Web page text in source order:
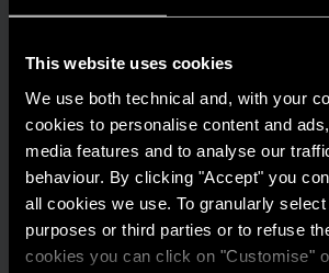
This website uses cookies
We use both technical and, with your
cookies to personalise content and
media features and to analyse our
behaviour. By clicking "Accept" you
all cookies we use. To granularly
purposes or third parties or to refuse
cookies you can click on "Customise"